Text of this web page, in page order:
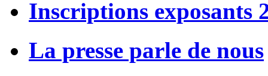
Inscriptions exposants
La presse parle de nous